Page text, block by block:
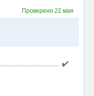
Проверено 22 мая
✔️